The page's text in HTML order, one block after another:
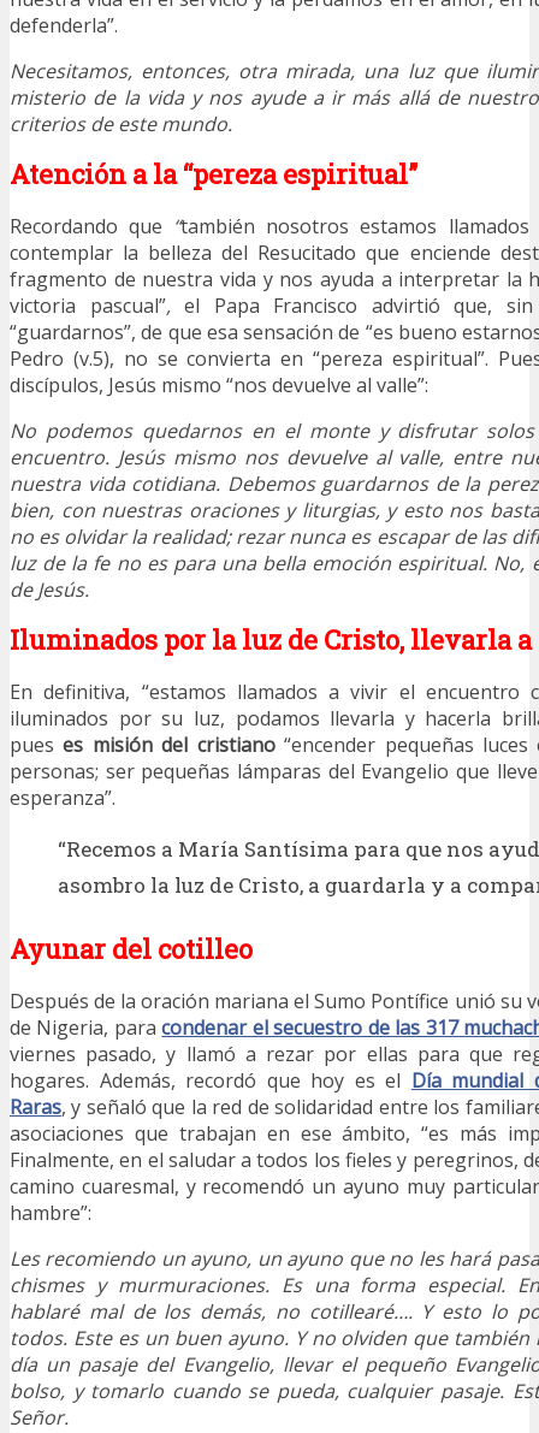
defenderla”.
Necesitamos, entonces, otra mirada, una luz que
misterio de la vida y nos ayude a ir más allá de
criterios de este mundo.
Atención a la “pereza espiritual”
Recordando que “también nosotros estamos
contemplar la belleza del Resucitado que enciende
fragmento de nuestra vida y nos ayuda a interpretar la
victoria pascual”,el Papa Francisco advirtió que,
“guardarnos”, de que esa sensación de “es bueno
Pedro (v.5), no se convierta en “pereza espiritual”.
discípulos, Jesús mismo “nos devuelve al valle”:
No podemos quedarnos en el monte y disfrutar
encuentro. Jesús mismo nos devuelve al valle, entre
nuestra vida cotidiana. Debemos guardarnos de la
bien, con nuestras oraciones y liturgias, y esto nos
no es olvidar la realidad; rezar nunca es escapar de las
luz de la fe no es para una bella emoción espiritual. No,
de Jesús.
Iluminados por la luz de Cristo, llevarla a
En definitiva, “estamos llamados a vivir el encuentro
iluminados por su luz, podamos llevarla y hacerla
pueses misión del cristiano“encender pequeñas
personas; ser pequeñas lámparas del Evangelio que
esperanza”.
“Recemos a María Santísima para que nos
asombro la luz de Cristo, a guardarla y a
Ayunar del cotilleo
Después de la oración mariana el Sumo Pontífice unió su
de Nigeria, paracondenar el secuestro de las 317
viernes pasado, y llamó a rezar por ellas para que
hogares. Además, recordó que hoy es el Día mundial
Raras, y señaló que la red de solidaridad entre los
asociaciones que trabajan en ese ámbito, “es más
Finalmente, en el saludar a todos los fieles y peregrinos,
camino cuaresmal, y recomendó un ayuno muy
hambre”:
Les recomiendo un ayuno, un ayuno que no les hará
chismes y murmuraciones. Es una forma especial.
hablaré mal de los demás, no cotillearé…. Y esto lo
todos. Este es un buen ayuno. Y no olviden que
día un pasaje del Evangelio, llevar el pequeño
bolso, y tomarlo cuando se pueda, cualquier pasaje.
Señor.